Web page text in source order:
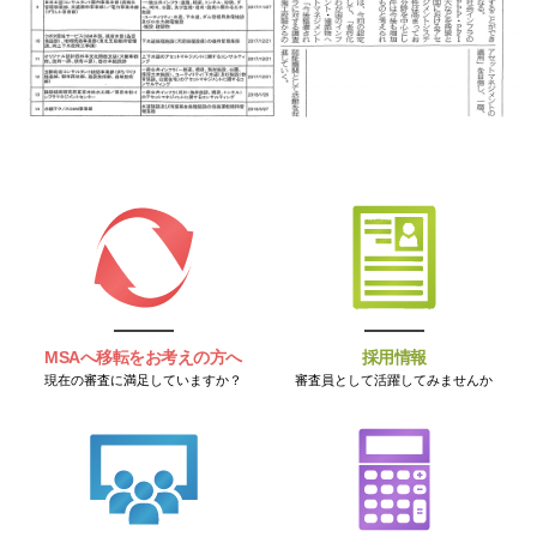
MSAへ移転をお考えの方へ
現在の審査に満足していますか？
採用情報
審査員として活躍してみませんか